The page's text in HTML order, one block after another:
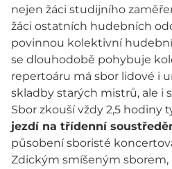
nejen žáci studijního
žáci ostatních hudebních
povinnou kolektivní
se dlouhodobě pohybuje
repertoáru má sbor lidové i
skladby starých mistrů, ale i
Sbor zkouší vždy 2,5 hodiny
jezdí na třídenní
působení sboristé
Zdickým smíšeným